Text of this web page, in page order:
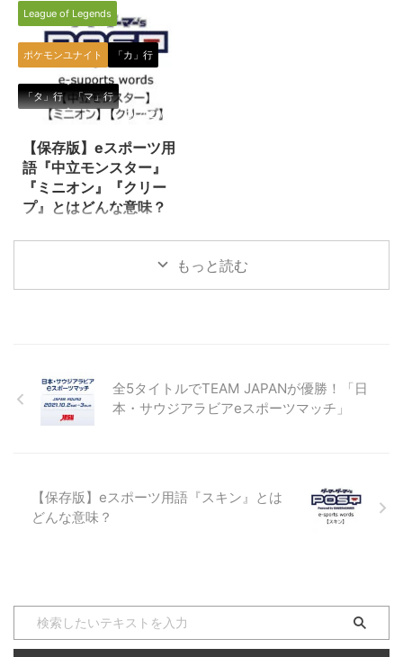
マにしたeスポーツの中で使われ
る専門用語です。 エイム（Aim）
エイムとは、FPSやTPSなどの戦
闘や戦争をテーマにしたeスポー
ツ種目（タイトル）の中で、自分
の銃や武器の照準を敵に合わせる
ことを指します。 こういった種
類のゲームにおいて、この『エイ
ム』の速さや正確さなどの技術的
要素は、かなり重要となります。
加えて、自分に合ったエイム感度
（エイム操作時の動きの速さの設
び寄り、奇襲 ...
League of Legends
ポケモンユナイト 「カ」行
「タ」行
「マ」行
2021/7/29
【保存版】eスポーツ用
語『中立モンスター』
『ミニオン』『クリー
プ』とはどんな意味？
タイトル（種目）の一つである
に配置される中立のモンスター
は、ジャングラーが狩ることによ
って、経験値やゴールドを取得す
を手に入れる事が出来ます。 ミ
ニオン（minion） ネク ...
もっと読む
全5タイトルでTEAM JAPANが優勝！「日
本・サウジアラビアeスポーツマッチ」
【保存版】eスポーツ用語『スキン』とは
どんな意味？